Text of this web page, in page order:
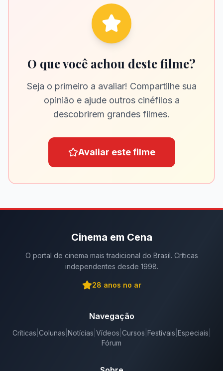
O que você achou deste filme?
Seja o primeiro a avaliar! Compartilhe sua
opinião e ajude outros cinéfilos a
descobrirem grandes filmes.
Avaliar este filme
Cinema em Cena
O portal de cinema mais tradicional do Brasil. Críticas
independentes desde 1998.
28 anos no ar
Navegação
Críticas Colunas Notícias Vídeos Cursos Festivais Especiais
Fórum